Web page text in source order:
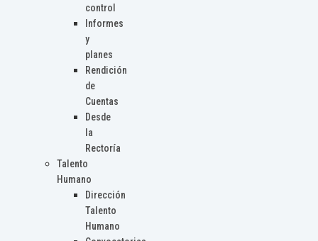
control
Informes
y
planes
Rendición
de
Cuentas
Desde
la
Rectoría
Talento
Humano
Dirección
Talento
Humano